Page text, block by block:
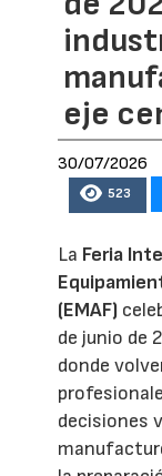
eje
30/07/2026
523
La Feria
(EMAF)
de junio de
donde
decisiones